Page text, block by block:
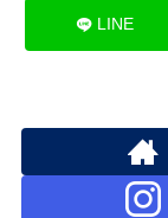
LINE